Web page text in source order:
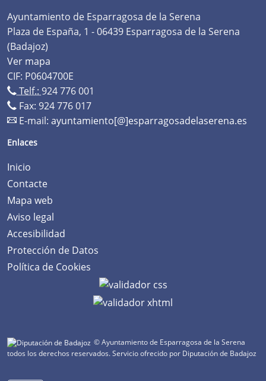
Ayuntamiento de Esparragosa de la Serena
Plaza de España, 1 - 06439 Esparragosa de la Serena
(Badajoz)
Ver mapa
CIF: P0604700E
Telf.: 924 776 001
Fax: 924 776 017
E-mail: ayuntamiento[@]esparragosadelaserena.es
Enlaces
Inicio
Contacte
Mapa web
Aviso legal
Accesibilidad
Protección de Datos
Política de Cookies
© Ayuntamiento de Esparragosa de la Serena
todos los derechos reservados.Servicio ofrecido por Diputación de Badajoz